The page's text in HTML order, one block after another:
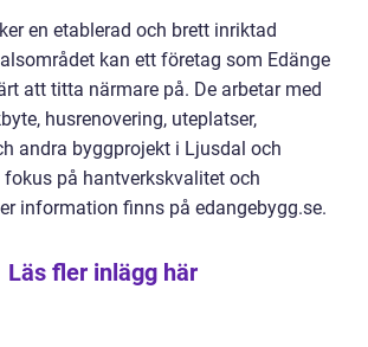
en etablerad och brett inriktad
kan ett företag som Edänge
att titta närmare på. De arbetar med
husrenovering, uteplatser,
andra byggprojekt i Ljusdal och
fokus på hantverkskvalitet och
information finns på edangebygg.se.
Läs fler inlägg här